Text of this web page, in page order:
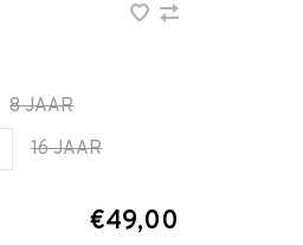
8 JAAR
16 JAAR
€49,00